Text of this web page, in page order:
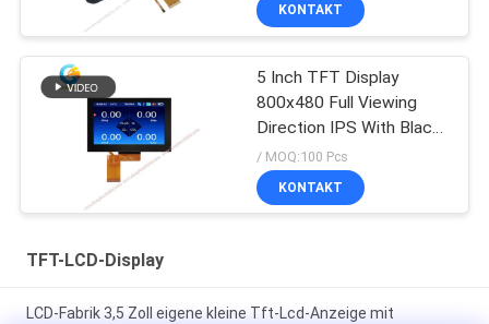
KONTAKT
5 Inch TFT Display
800x480 Full Viewing
Direction IPS With Black
Glass Cover
/ MOQ:100 Pcs
KONTAKT
TFT-LCD-Display
LCD-Fabrik 3,5 Zoll eigene kleine Tft-Lcd-Anzeige mit